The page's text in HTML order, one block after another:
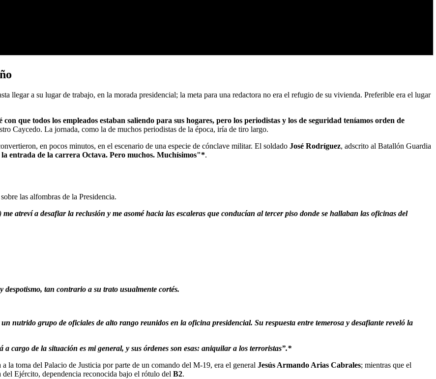
llegar a su lugar de trabajo, en la morada presidencial; la meta para una redactora no era el refugio de su vivienda. Preferible era el lugar
que todos los empleados estaban saliendo para sus hogares, pero los periodistas y los de seguridad teníamos orden de
Caycedo. La jornada, como la de muchos periodistas de la época, iría de tiro largo.
en pocos minutos, en el escenario de una especie de cónclave militar. El soldado José Rodríguez, adscrito al Batallón Guardia
entrada de la carrera Octava. Pero muchos. Muchísimos"*.
las alfombras de la Presidencia.
atreví a desafiar la reclusión y me asomé hacia las escaleras que conducían al tercer piso donde se hallaban las oficinas del
despotismo, tan contrario a su trato usualmente cortés.
nutrido grupo de oficiales de alto rango reunidos en la oficina presidencial. Su respuesta entre temerosa y desafiante reveló la
cargo de la situación es mi general, y sus órdenes son esas: aniquilar a los terroristas”.*
la toma del Palacio de Justicia por parte de un comando del M-19, era el general Jesús Armando Arias Cabrales; mientras que el
del Ejército, dependencia reconocida bajo el rótulo del B2.